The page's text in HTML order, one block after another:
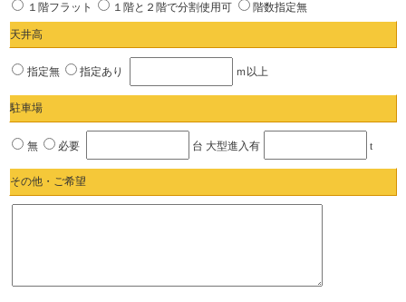
１階フラット １階と２階で分割使用可 階数指定無
天井高
指定無 指定あり ｍ以上
駐車場
無 必要 台 大型進入有 t
その他・ご希望